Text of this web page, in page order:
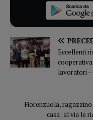
Eccellenti
lavoratori –
Fiorenzuola,
casa: al via le